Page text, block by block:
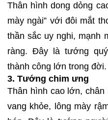
Thân hình dong dỏng
mày ngài” với đôi mắt
thần sắc uy nghi, mạnh
ràng. Đây là tướng
thành công lớn trong đời.
3. Tướng chim ưng
Thân hình cao lớn,
vang khỏe, lông mày